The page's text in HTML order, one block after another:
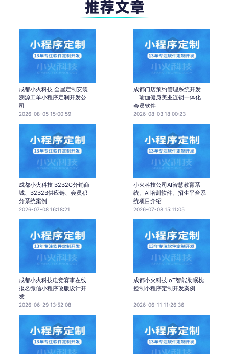
成都小火科技 全屋定制安装
溯源工单小程序定制开发公
司
2026-08-05 15:00:59
成都门店预约管理系统开发
｜瑜伽健身美业连锁一体化
会员软件
2026-08-03 18:00:23
成都小火科技 B2B2C分销商
城、B2B2B供应链、会员积
分系统案例
2026-07-08 16:18:21
小火科技公司AI智慧教育系
统、AI培训软件、招生平台系
统项目介绍
2026-07-08 15:11:05
成都小火科技电竞赛事在线
报名微信小程序改版设计开
发
2026-06-29 13:52:08
成都小火科技IoT智能助眠枕
控制小程序定制开发案例
2026-06-11 11:26:36